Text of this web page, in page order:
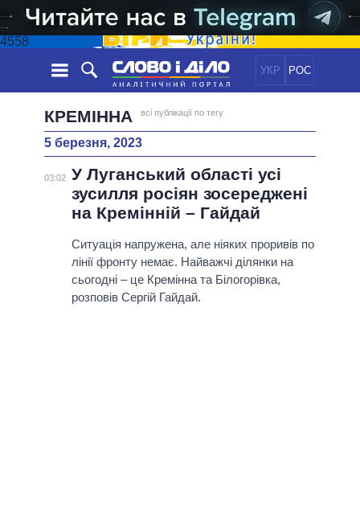
4558
УКР РОС
НОВИНИ
СТРІЧКА
ПОДІЇ
СТАТТІ
ДУМКИ
ОГЛЯДИ
ДАЙДЖЕСТИ
ЕКОНОМІКА
СУСПІЛЬСТВО
СВІТ
ПОЛIТИКИ
УСІ ПОЛІТИКИ
ПРЕЗИДЕНТ І ОФІС
ВЕРХОВНА РАДА
КАБІНЕТ МІНІСТРІВ
ІНФОГРАФІКА
ВІДЕО
ПІДТРИМАТИ
КРЕМІННА всі публікації по тегу
5 березня, 2023
03:02 У Луганський області усі
зусилля росіян зосереджені
на Кремінній – Гайдай
Ситуація напружена, але ніяких проривів по
лінії фронту немає. Найважчі ділянки на
сьогодні – це Кремінна та Білогорівка,
розповів Сергій Гайдай.